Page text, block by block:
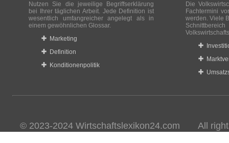
Nutzen Sie die jeweilige Begriffserklärung
bei Ihrer täglichen Arbeit. Jede Definition ist
wesentlich umfangreicher angelegt als in
einem gewöhnlichen Glossar.
Marketing
Definition
Konditionenpolitik
Die
Fachtermini
werden. Viele
© 2023-2024 Wirtschaftslexikon24.com All